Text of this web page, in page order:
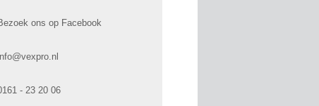
ons op Facebook
- 23 20 06